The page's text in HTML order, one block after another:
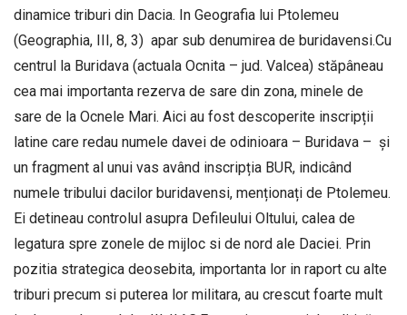
dinamice triburi din Dacia. In Geografia lui Ptolemeu
(Geographia, III, 8, 3) apar sub denumirea de buridavensi.Cu
centrul la Buridava (actuala Ocnita – jud. Valcea) stăpâneau
cea mai importanta rezerva de sare din zona, minele de
sare de la Ocnele Mari. Aici au fost descoperite inscripții
latine care redau numele davei de odinioara – Buridava – și
un fragment al unui vas având inscripția BUR, indicând
numele tribului dacilor buridavensi, menționați de Ptolemeu.
Ei detineau controlul asupra Defileului Oltului, calea de
legatura spre zonele de mijloc si de nord ale Daciei. Prin
pozitia strategica deosebita, importanta lor in raport cu alte
triburi precum si puterea lor militara, au crescut foarte mult